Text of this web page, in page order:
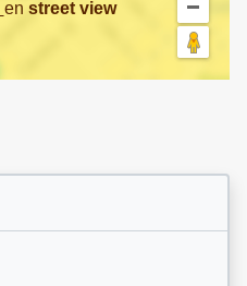
en street view